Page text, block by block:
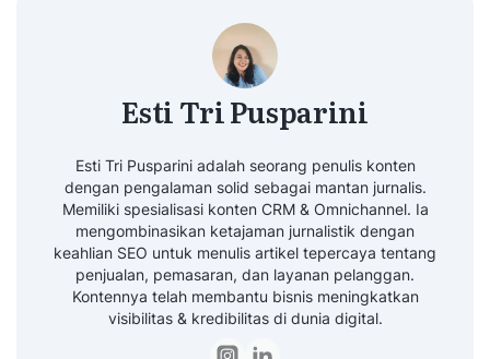
Esti Tri Pusparini
Esti Tri Pusparini adalah seorang penulis konten
dengan pengalaman solid sebagai mantan jurnalis.
Memiliki spesialisasi konten CRM & Omnichannel. Ia
mengombinasikan ketajaman jurnalistik dengan
keahlian SEO untuk menulis artikel tepercaya tentang
penjualan, pemasaran, dan layanan pelanggan.
Kontennya telah membantu bisnis meningkatkan
visibilitas & kredibilitas di dunia digital.